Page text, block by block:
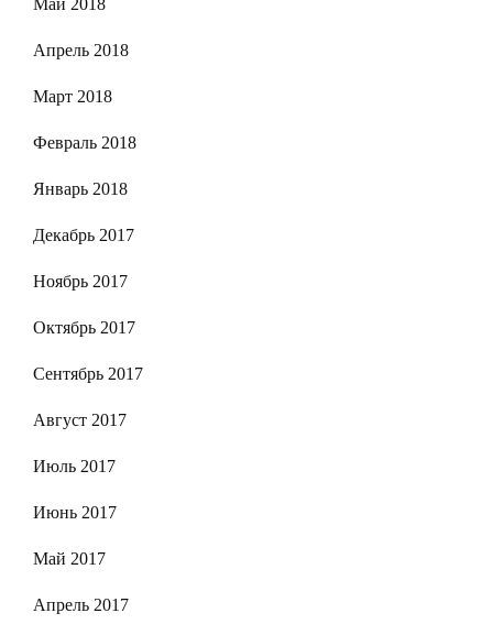
Апрель 2018
Март 2018
Февраль 2018
Январь 2018
Декабрь 2017
Ноябрь 2017
Октябрь 2017
Сентябрь 2017
Август 2017
Июль 2017
Июнь 2017
Май 2017
Апрель 2017